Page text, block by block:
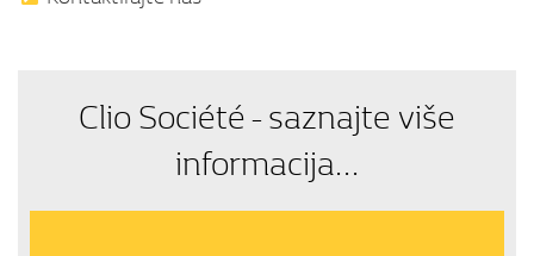
Clio Société - saznajte više
informacija...